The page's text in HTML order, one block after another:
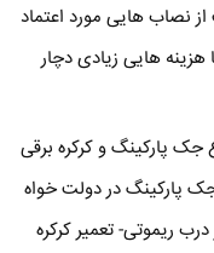
نصاب هایی مورد اعتماد
هزینه هایی زیادی دچار
پارکینگ و کرکره برقی
پارکینگ در دولت خواه
ریموتی- تعمیر کرکره